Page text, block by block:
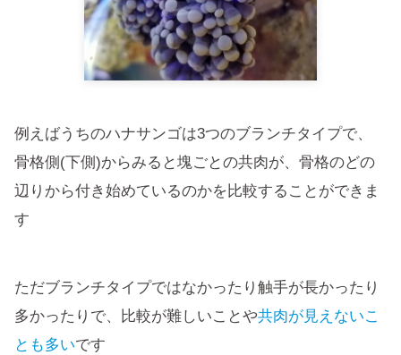
例えばうちのハナサンゴは3つのブランチタイプで、
骨格側(下側)からみると塊ごとの共肉が、骨格のどの
辺りから付き始めているのかを比較することができま
す
ただブランチタイプではなかったり触手が長かったり
多かったりで、比較が難しいことや共肉が見えないこ
とも多いです